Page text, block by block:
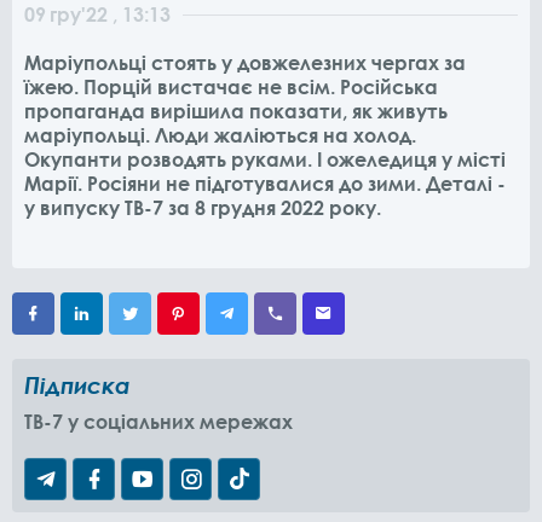
09 гру'22 , 13:13
Маріупольці стоять у довжелезних чергах за
їжею. Порцій вистачає не всім. Російська
пропаганда вирішила показати, як живуть
маріупольці. Люди жаліються на холод.
Окупанти розводять руками. І ожеледиця у місті
Марії. Росіяни не підготувалися до зими. Деталі -
у випуску ТВ-7 за 8 грудня 2022 року.
Підписка
TB-7 у соціальних мережах